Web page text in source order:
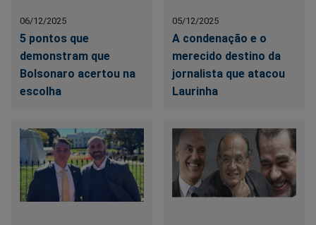
06/12/2025
5 pontos que
demonstram que
Bolsonaro acertou na
escolha
05/12/2025
A condenação e o
merecido destino da
jornalista que atacou
Laurinha